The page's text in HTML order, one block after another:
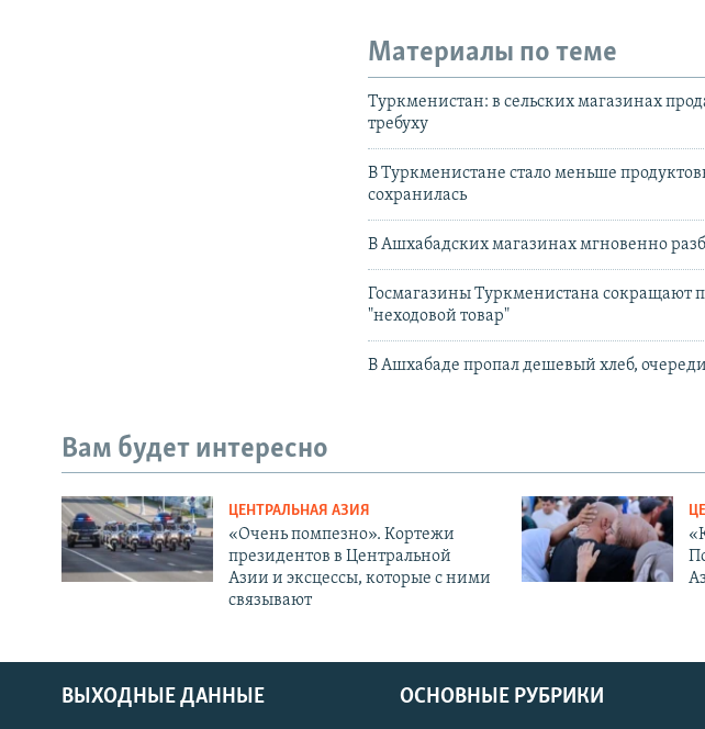
Материалы по теме
Туркменистан: в сельских магазинах
требуху
В Туркменистане стало меньше
сохранилась
В Ашхабадских магазинах мгновенно
Госмагазины Туркменистана сокращают
"неходовой товар"
В Ашхабаде пропал дешевый хлеб,
Вам будет интересно
ЦЕНТРАЛЬНАЯ АЗИЯ
«Очень помпезно». Кортежи
президентов в Центральной
Азии и эксцессы, которые с ними
связывают
ВЫХОДНЫЕ ДАННЫЕ ОСНОВНЫЕ РУБРИКИ